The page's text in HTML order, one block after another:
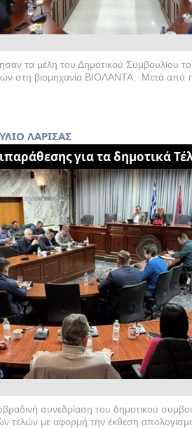
τα μέλη του Δημοτικού Συμβουλίου
στη βιομηχανία ΒΙΟΛΑΝΤΑ. Μετά
ΛΑΡΙΣΑΣ
για τα δημοτικά
συνεδρίαση του δημοτικού
τελών με αφορμή την έκθεση